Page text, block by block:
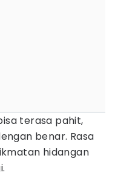
terasa pahit,
benar. Rasa
hidangan